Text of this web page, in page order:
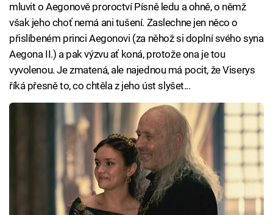
mluvit o Aegonově proroctví Písně ledu a ohně, o němž
však jeho choť nemá ani tušení. Zaslechne jen něco o
přislíbeném princi Aegonovi (za něhož si doplní svého syna
Aegona II.) a pak výzvu ať koná, protože ona je tou
vyvolenou. Je zmatená, ale najednou má pocit, že Viserys
říká přesně to, co chtěla z jeho úst slyšet...